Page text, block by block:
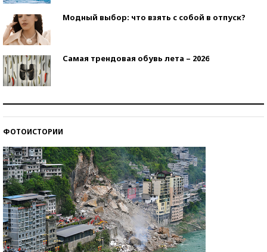
Модный выбор: что взять с собой в отпуск?
Самая трендовая обувь лета – 2026
ФОТОИСТОРИИ